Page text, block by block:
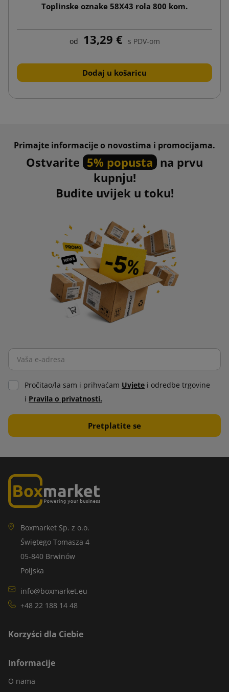
Toplinske oznake 58X43 rola 800 kom.
od 13,29 € s PDV-om
Dodaj u košaricu
Primajte informacije o novostima i promocijama.
Ostvarite 5% popusta na prvu
kupnju!
Budite uvijek u toku!
Pročitao/la sam i prihvaćam Uvjete i odredbe trgovine
i Pravila o privatnosti.
Boxmarket Sp. z o.o.
Świętego Tomasza 4
05-840 Brwinów
Poljska
info@boxmarket.eu
+48 22 188 14 48
Korzyści dla Ciebie
Informacije
O nama